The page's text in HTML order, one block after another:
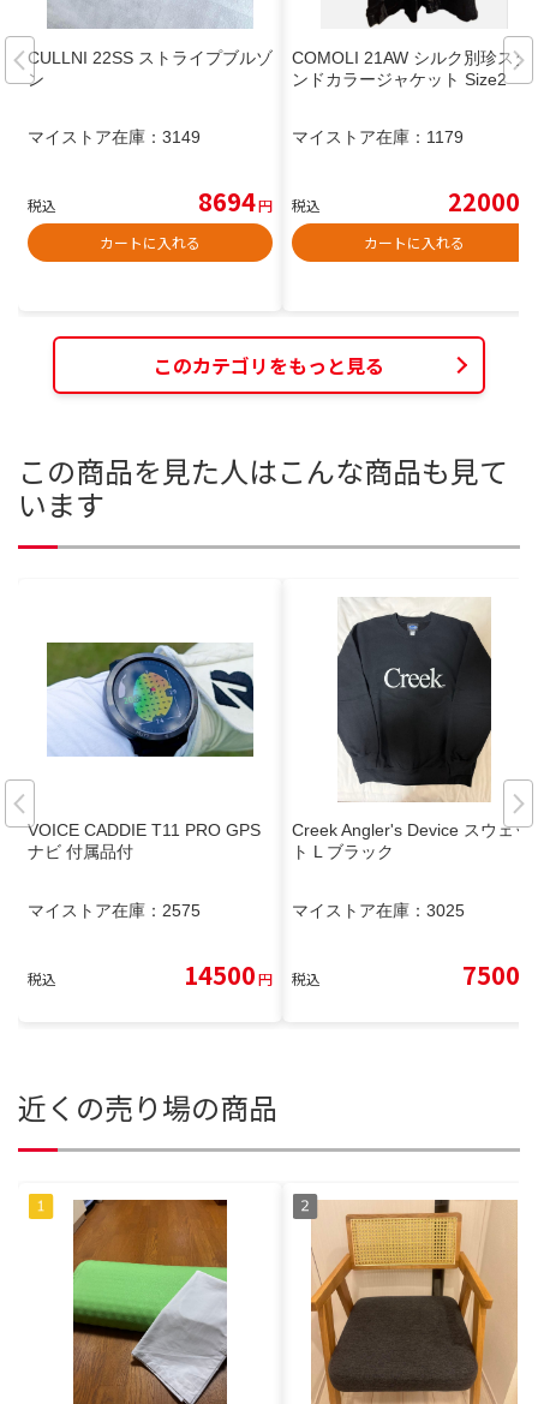
CULLNI 22SS ストライプブルゾ
ン
マイストア在庫： 3149
税込 8694円
カートに入れる
COMOLI 21AW シルク別珍スタ
ンドカラージャケット Size2
マイストア在庫： 1179
税込 22000
カートに入れる
このカテゴリをもっと見る
この商品を見た人はこんな商品も見て
います
VOICE CADDIE T11 PRO GPS
ナビ 付属品付
マイストア在庫： 2575
税込 14500円
Creek Angler's Device スウェッ
ト L ブラック
マイストア在庫： 3025
税込 7500
近くの売り場の商品